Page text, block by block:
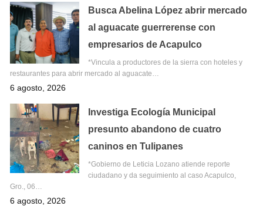
Busca Abelina López abrir mercado
al aguacate guerrerense con
empresarios de Acapulco
*Vincula a productores de la sierra con hoteles y
restaurantes para abrir mercado al aguacate…
6 agosto, 2026
Investiga Ecología Municipal
presunto abandono de cuatro
caninos en Tulipanes
*Gobierno de Leticia Lozano atiende reporte
ciudadano y da seguimiento al caso Acapulco,
Gro., 06…
6 agosto, 2026